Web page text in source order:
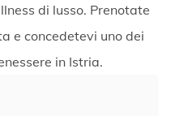
di lusso. Prenotate
e concedetevi uno dei
in Istria.